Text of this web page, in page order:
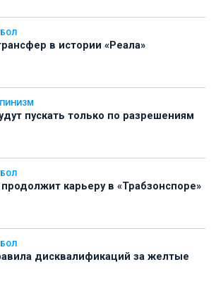
в истории «Реала»
пускать только по разрешениям
карьеру в «Трабзонспоре»
дисквалификаций за желтые